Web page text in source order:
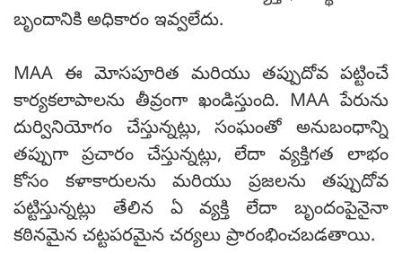
బృందానికి అధికారం ఇవ్వలేదు.
MAA ఈ మోసపూరిత మరియు తప్పుదోవ పట్టించే
కార్యకలాపాలను తీవ్రంగా ఖండిస్తుంది. MAA పేరును
దుర్వినియోగం చేస్తున్నట్లు, సంఘంతో అనుబంధాన్ని
తప్పుగా ప్రచారం చేస్తున్నట్లు, లేదా వ్యక్తిగత లాభం
కోసం కళాకారులను మరియు ప్రజలను తప్పుదోవ
పట్టిస్తున్నట్లు తేలిన ఏ వ్యక్తి లేదా బృందంపైనైనా
కఠినమైన చట్టపరమైన చర్యలు ప్రారంభించబడతాయి.